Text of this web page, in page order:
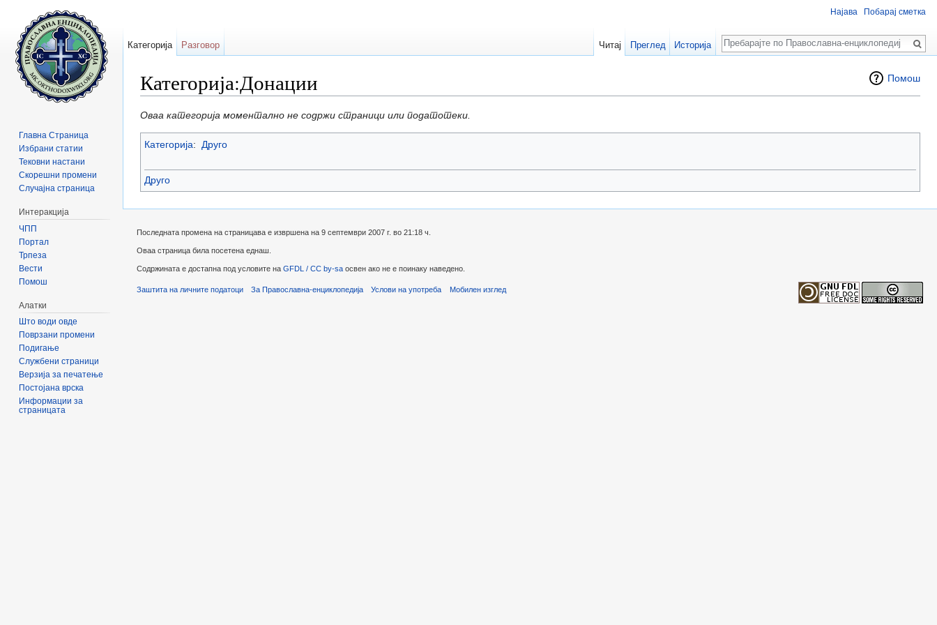
Помош
Категорија:Донации
Оваа категорија моментално не содржи страници или податотеки.
Категорија: Друго
Друго
Најава Побарај сметка
Категорија Разговор Читај Преглед Историја
Пребарај
Главна Страница
Избрани статии
Тековни настани
Скорешни промени
Случајна страница
Интеракција
ЧПП
Портал
Трпеза
Вести
Помош
Алатки
Што води овде
Поврзани промени
Подигање
Службени страници
Верзија за печатење
Постојана врска
Информации за
страницата
Последната промена на страницава е извршена на 9 септември 2007 г. во 21:18 ч.
Оваа страница била посетена еднаш.
Содржината е достапна под условите на GFDL / CC by-sa освен ако не е поинаку наведено.
Заштита на личните податоци За Православна-енциклопедија Услови на употреба Мобилен изглед